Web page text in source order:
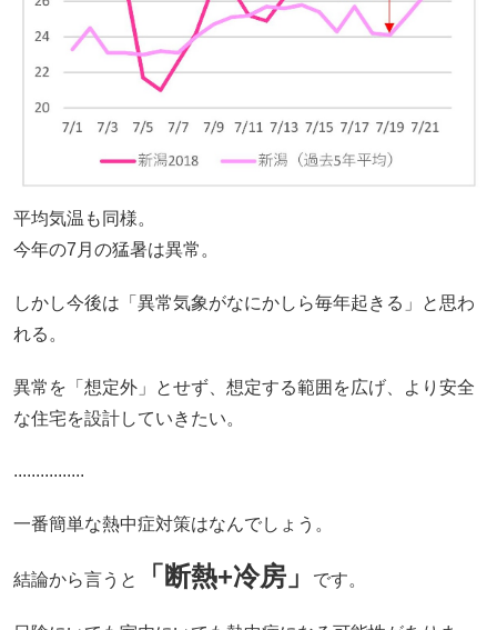
平均気温も同様。
今年の7月の猛暑は異常。
しかし今後は「異常気象がなにかしら毎年起きる」と思わ
れる。
異常を「想定外」とせず、想定する範囲を広げ、より安全
な住宅を設計していきたい。
................
一番簡単な熱中症対策はなんでしょう。
結論から言うと 「断熱+冷房」 です。